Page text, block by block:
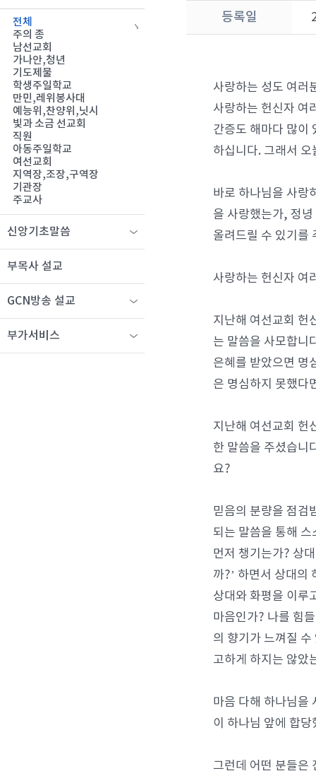
등록일
사랑하는 성도 여러
사랑하는 헌신자 여
간증도 해마다 많이
하십니다. 그래서
바로 하나님을 사랑
을 사랑했는가, 정
올려드릴 수 있기를
사랑하는 헌신자 여
지난해 여선교회 헌
는 말씀을 사모합니
은혜를 받았으면 명
은 명심하지 못했다
지난해 여선교회 헌
한 말씀을 주셨습니
요?
믿음의 분량을 점검
되는 말씀을 통해
먼저 챙기는가? 상
까?’ 하면서 상대의
상대와 화평을 이루
마음인가? 나를 힘
의 향기가 느껴질
고하게 하지는 않았
마음 다해 하나님을
이 하나님 앞에 합
그런데 어떤 분들은
전체
주의 종
남선교회
가나안,청년
기도제물
학생주일학교
만민,레위봉사대
예능위,찬양위,닛시
빛과 소금 선교회
직원
아동주일학교
여선교회
지역장,조장,구역장
기관장
주교사
신앙기초말씀
부목사 설교
GCN방송 설교
부가서비스